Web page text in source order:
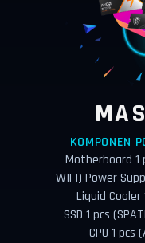
KOMPONEN
Motherboard 1
WIFI) Power
Liquid Cooler
SSD 1 pcs
CPU 1 pcs